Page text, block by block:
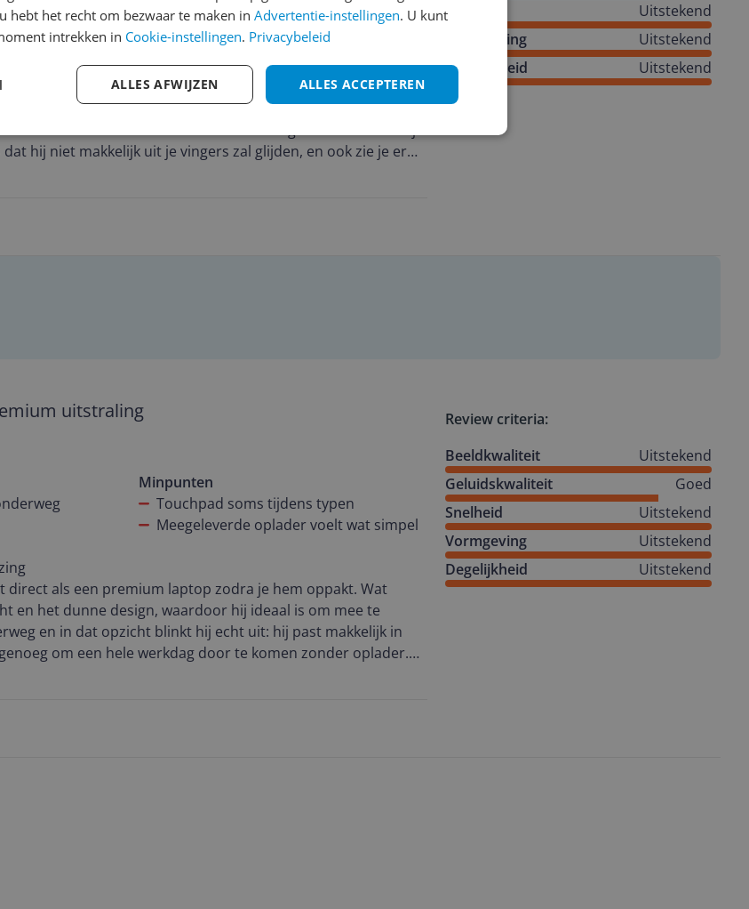
tijdje in gebruik en ik ben blij dat ik voor deze laptop
is het 'Ceraluminum' laagje op de bovenkant. Het voelt
stroef en heel anders dan dat standaard gladde metaal dat je
hij niet makkelijk uit je vingers zal glijden, en ook zie je er
en snel hij is. Zelfs als ik flink wat programma’s open heb
kijk, hoor ik de fans nauwelijks. De nieuwe Intel Core Ultra 9
de deur uit zonder direct in paniek te raken als ik
rest van de dag zonder oplader zit.
eenmaal gewend bent, wil je echt nooit meer terug naar
ook al ben ik zeer tevreden met mijn nieuwe Zenbook.
de toetsen niet heel diep in. Het typt prima hoor, maar je
makkelijk overal mee naartoe neemt en die ook nog eens
Zenbook echt goed. Hij is niet te vergelijken met een
films kijken en af en toe een game spelen is het een
en doet precies wat hij moet doen zonder lawaai te maken.
Snelheid
Uitstekend
Vormgeving
Uitstekend
Degelijkheid
Uitstekend
uitstraling
direct als een premium laptop zodra je hem oppakt. Wat
en het dunne design, waardoor hij ideaal is om mee te
en in dat opzicht blinkt hij echt uit: hij past makkelijk in
om een hele werkdag door te komen zonder oplader.
werk als entertainment is dit een genot om naar te kijken.
Minpunten
Touchpad soms tijdens typen
Meegeleverde oplader voelt wat simpel
Review criteria:
Beeldkwaliteit
Uitstekend
Geluidskwaliteit
Goed
Snelheid
Uitstekend
Vormgeving
Uitstekend
Degelijkheid
Uitstekend
hebt het recht om bezwaar te maken in Advertentie-instellingen. U kunt
intrekken in Cookie-instellingen. Privacybeleid
ALLES ACCEPTEREN
ALLES AFWIJZEN